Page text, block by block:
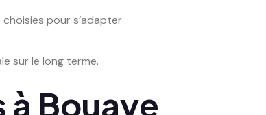
pour s’adapter
sur le long terme.
Bouaye